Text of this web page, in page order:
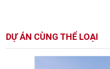
DỰ ÁN CÙNG THỂ LOẠI